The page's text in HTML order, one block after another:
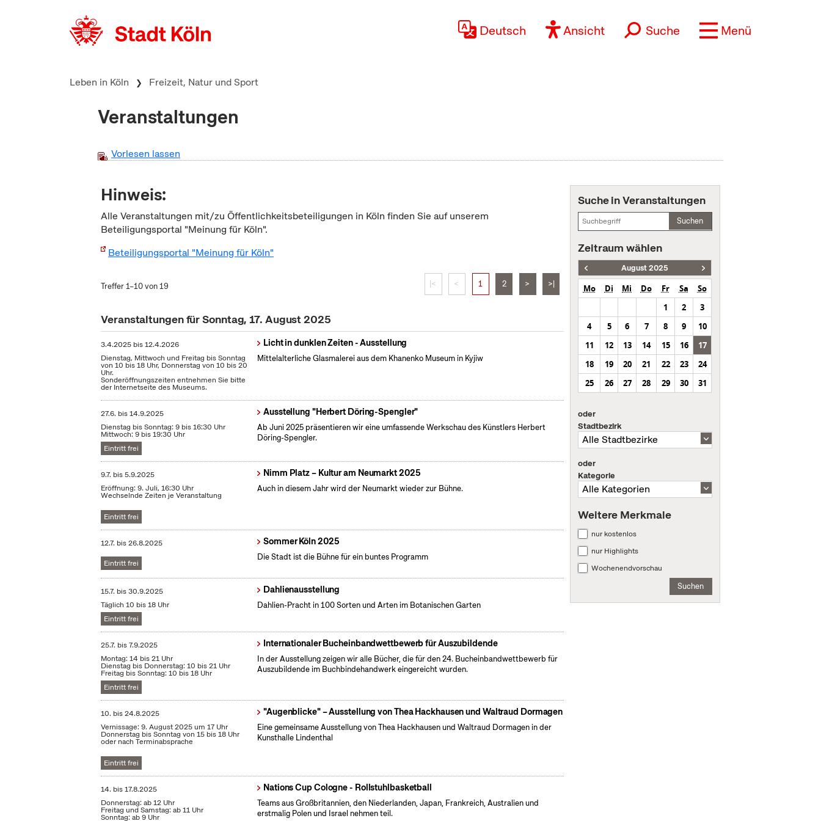
Deutsch Ansicht Suche Menü
Leben in Köln Freizeit, Natur und Sport
Veranstaltungen
Vorlesen lassen
Hinweis:
Alle Veranstaltungen mit/zu Öffentlichkeitsbeteiligungen in Köln finden Sie auf unserem
Beteiligungsportal "Meinung für Köln".
Beteiligungsportal "Meinung für Köln"
Treffer 1–10 von 19 |< < 1 2 > >|
Veranstaltungen für Sonntag, 17. August 2025
3.4.2025 bis12.4.2026
Dienstag, Mittwoch und Freitag bis Sonntag
von 10 bis 18 Uhr, Donnerstag von 10 bis 20
Uhr.
Sonderöffnungszeiten entnehmen Sie bitte
der Internetseite des Museums.
Licht in dunklen Zeiten - Ausstellung
Mittelalterliche Glasmalerei aus dem Khanenko Museum in Kyjiw
27.6. bis14.9.2025
Dienstag bis Sonntag: 9 bis 16:30 Uhr
Mittwoch: 9 bis 19:30 Uhr
Eintritt frei
Ausstellung "Herbert Döring-Spengler"
Ab Juni 2025 präsentieren wir eine umfassende Werkschau des Künstlers Herbert
Döring-Spengler.
9.7. bis5.9.2025
Eröffnung: 9. Juli, 16:30 Uhr
Wechselnde Zeiten je Veranstaltung
Eintritt frei
Nimm Platz – Kultur am Neumarkt 2025
Auch in diesem Jahr wird der Neumarkt wieder zur Bühne.
12.7. bis26.8.2025
Eintritt frei
Sommer Köln 2025
Die Stadt ist die Bühne für ein buntes Programm
15.7. bis30.9.2025
Täglich 10 bis 18 Uhr
Eintritt frei
Dahlienausstellung
Dahlien-Pracht in 100 Sorten und Arten im Botanischen Garten
25.7. bis7.9.2025
Montag: 14 bis 21 Uhr
Dienstag bis Donnerstag: 10 bis 21 Uhr
Freitag bis Sonntag: 10 bis 18 Uhr
Eintritt frei
Internationaler Bucheinbandwettbewerb für Auszubildende
In der Ausstellung zeigen wir alle Bücher, die für den 24. Bucheinbandwettbewerb für
Auszubildende im Buchbindehandwerk eingereicht wurden.
10. bis24.8.2025
Vernissage: 9. August 2025 um 17 Uhr
Donnerstag bis Sonntag von 15 bis 18 Uhr
oder nach Terminabsprache
Eintritt frei
"Augenblicke" – Ausstellung von Thea Hackhausen und Waltraud Dormagen
Eine gemeinsame Ausstellung von Thea Hackhausen und Waltraud Dormagen in der
Kunsthalle Lindenthal
14. bis17.8.2025
Donnerstag: ab 12 Uhr
Freitag und Samstag: ab 11 Uhr
Sonntag: ab 9 Uhr
Nations Cup Cologne - Rollstuhlbasketball
Teams aus Großbritannien, den Niederlanden, Japan, Frankreich, Australien und
erstmalig Polen und Israel nehmen teil.
Suche in Veranstaltungen
Suchen
Zeitraum wählen
August 2025
Mo Di Mi Do Fr Sa
So
1
2
3
4
5 6 7 8 9
10
11
12 13 14 15 16
17
18
19 20 21 22 23
24
25
26 27 28 29 30 31
oder
Stadtbezirk
oder
Kategorie
Weitere Merkmale
nur kostenlos
nur Highlights
Wochenendvorschau
Suchen